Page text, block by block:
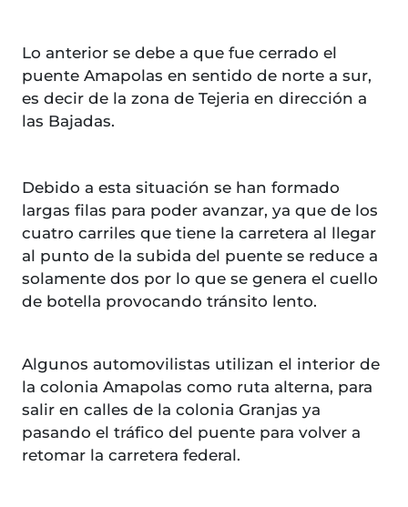
Lo anterior se debe a que fue cerrado el
puente Amapolas en sentido de norte a sur,
es decir de la zona de Tejeria en dirección a
las Bajadas.
Debido a esta situación se han formado
largas filas para poder avanzar, ya que de los
cuatro carriles que tiene la carretera al llegar
al punto de la subida del puente se reduce a
solamente dos por lo que se genera el cuello
de botella provocando tránsito lento.
Algunos automovilistas utilizan el interior de
la colonia Amapolas como ruta alterna, para
salir en calles de la colonia Granjas ya
pasando el tráfico del puente para volver a
retomar la carretera federal.